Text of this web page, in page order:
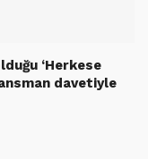
‘Herkese
davetiyle